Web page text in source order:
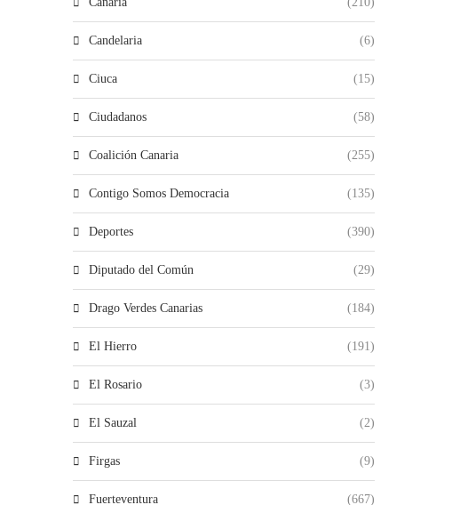
Candelaria (6)
Ciuca (15)
Ciudadanos (58)
Coalición Canaria (255)
Contigo Somos Democracia (135)
Deportes (390)
Diputado del Común (29)
Drago Verdes Canarias (184)
El Hierro (191)
El Rosario (3)
El Sauzal (2)
Firgas (9)
Fuerteventura (667)